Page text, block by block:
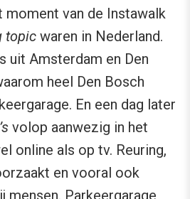
moment van de Instawalk
topic waren in Nederland.
uit Amsterdam en Den
heel Den Bosch
En een dag later
volop aanwezig in het
online als op tv. Reuring,
en vooral ook
mensen. Parkeergarage